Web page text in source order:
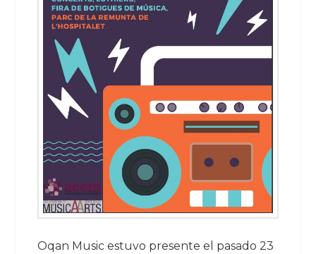
Oqan Music estuvo presente el pasado 23